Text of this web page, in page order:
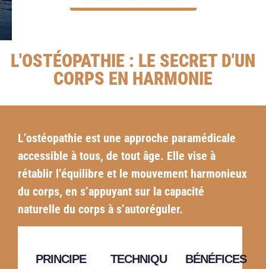
L'OSTÉOPATHIE : LE SECRET D'UN
CORPS EN HARMONIE
L’ostéopathie est une approche paramédicale
accessible à tous, de tout âge. Elle vise à
rétablir l’équilibre et le mouvement harmonieux
du corps, en s’appuyant sur la capacité
naturelle du corps à s’autoréguler.
PRINCIPE
TECHNIQUES
BÉNÉFICES